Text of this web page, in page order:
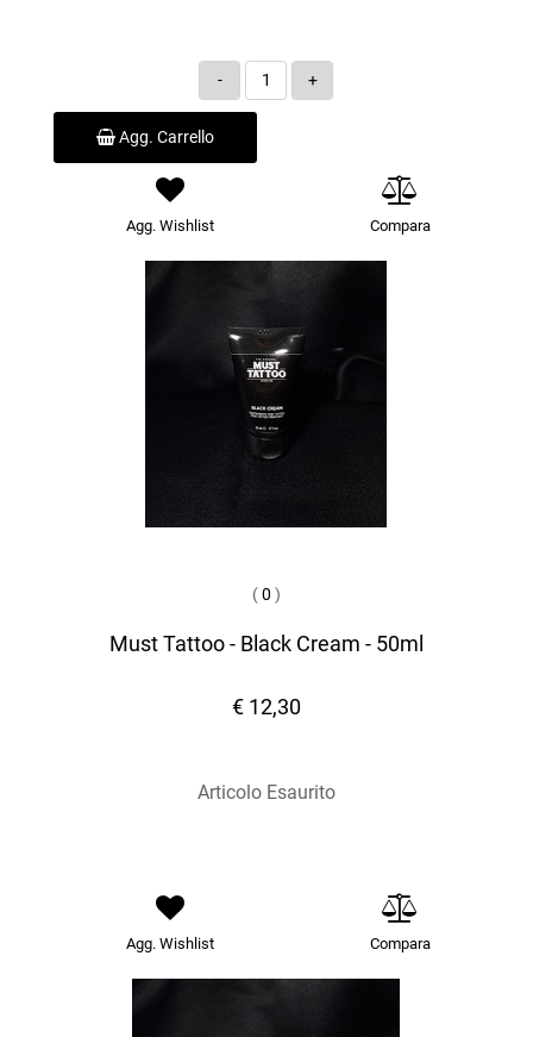
Quantità
Agg. Carrello
Agg. Wishlist Compara
(0 )
Must Tattoo - Black Cream - 50ml
€ 12,30
Articolo Esaurito
Agg. Wishlist Compara